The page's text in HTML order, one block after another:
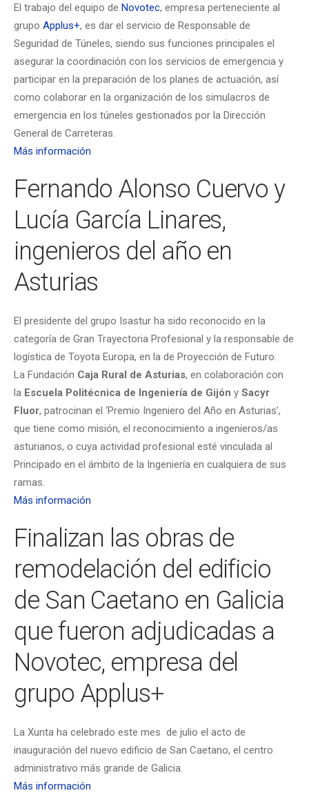
El trabajo del equipo de Novotec, empresa perteneciente al
grupo Applus+, es dar el servicio de Responsable de
Seguridad de Túneles, siendo sus funciones principales el
asegurar la coordinación con los servicios de emergencia y
participar en la preparación de los planes de actuación, así
como colaborar en la organización de los simulacros de
emergencia en los túneles gestionados por la Dirección
General de Carreteras.
Más información
Fernando Alonso Cuervo y
Lucía García Linares,
ingenieros del año en
Asturias
El presidente del grupo Isastur ha sido reconocido en la
categoría de Gran Trayectoria Profesional y la responsable de
logística de Toyota Europa, en la de Proyección de Futuro.
La Fundación Caja Rural de Asturias, en colaboración con
la Escuela Politécnica de Ingeniería de Gijón y Sacyr
Fluor, patrocinan el ‘Premio Ingeniero del Año en Asturias’,
que tiene como misión, el reconocimiento a ingenieros/as
asturianos, o cuya actividad profesional esté vinculada al
Principado en el ámbito de la Ingeniería en cualquiera de sus
ramas.
Más información
Finalizan las obras de
remodelación del edificio
de San Caetano en Galicia
que fueron adjudicadas a
Novotec, empresa del
grupo Applus+
La Xunta ha celebrado este mes de julio el acto de
inauguración del nuevo edificio de San Caetano, el centro
administrativo más grande de Galicia.
Más información